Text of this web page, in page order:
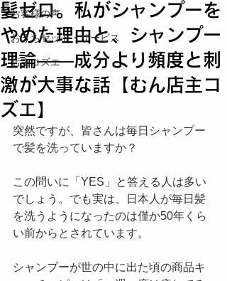
お客様の声
おうちセット・サービス
店主コズエ
髪ゼロ。私がシャンプーを
やめた理由と、シャンプー
理論——成分より頻度と刺
激が大事な話【むん店主コ
ズエ】
突然ですが、皆さんは毎日シャンプー
で髪を洗っていますか？
この問いに「YES」と答える人は多い
でしょう。でも実は、日本人が毎日髪
を洗うようになったのは僅か50年くら
い前からとされています。
シャンプーが世の中に出た頃の商品キ